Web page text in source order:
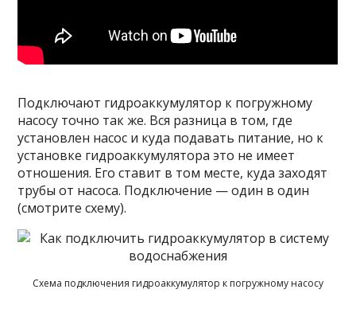
Подключают гидроаккумулятор к погружному
насосу точно так же. Вся разница в том, где
установлен насос и куда подавать питание, но к
установке гидроаккумулятора это не имеет
отношения. Его ставит в том месте, куда заходят
трубы от насоса. Подключение — один в один
(смотрите схему).
Схема подключения гидроаккумулятор к погружному насосу